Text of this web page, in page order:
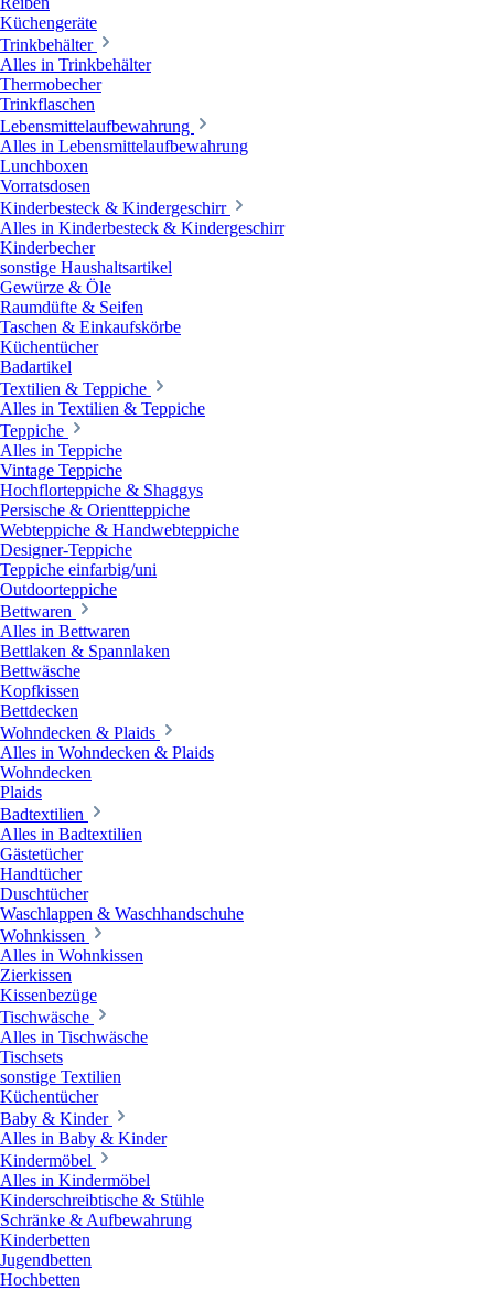
Küchengeräte
Trinkbehälter
Alles in Trinkbehälter
Thermobecher
Trinkflaschen
Lebensmittelaufbewahrung
Alles in Lebensmittelaufbewahrung
Lunchboxen
Vorratsdosen
Kinderbesteck & Kindergeschirr
Alles in Kinderbesteck & Kindergeschirr
Kinderbecher
sonstige Haushaltsartikel
Gewürze & Öle
Raumdüfte & Seifen
Taschen & Einkaufskörbe
Küchentücher
Badartikel
Textilien & Teppiche
Alles in Textilien & Teppiche
Teppiche
Alles in Teppiche
Vintage Teppiche
Hochflorteppiche & Shaggys
Persische & Orientteppiche
Webteppiche & Handwebteppiche
Designer-Teppiche
Teppiche einfarbig/uni
Outdoorteppiche
Bettwaren
Alles in Bettwaren
Bettlaken & Spannlaken
Bettwäsche
Kopfkissen
Bettdecken
Wohndecken & Plaids
Alles in Wohndecken & Plaids
Wohndecken
Plaids
Badtextilien
Alles in Badtextilien
Gästetücher
Handtücher
Duschtücher
Waschlappen & Waschhandschuhe
Wohnkissen
Alles in Wohnkissen
Zierkissen
Kissenbezüge
Tischwäsche
Alles in Tischwäsche
Tischsets
sonstige Textilien
Küchentücher
Baby & Kinder
Alles in Baby & Kinder
Kindermöbel
Alles in Kindermöbel
Kinderschreibtische & Stühle
Schränke & Aufbewahrung
Kinderbetten
Jugendbetten
Hochbetten